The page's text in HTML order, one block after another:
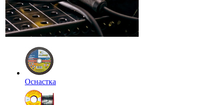
Оснастка